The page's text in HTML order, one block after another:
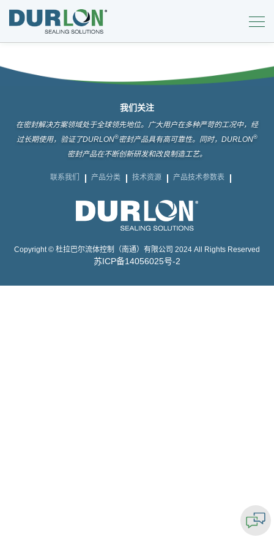
我们关注
在密封解决方案领域处于全球领先地位。广大用户在多种严苛的工况中，经
过长期使用，验证了DURLON®密封产品具有高可靠性。同时，DURLON®
密封产品在不断创新研发和改良制造工艺。
联系我们 产品分类 技术资源 产品技术参数表
Copyright © 杜拉巴尔流体控制（南通）有限公司 2024 All Rights Reserved
苏ICP备14056025号-2